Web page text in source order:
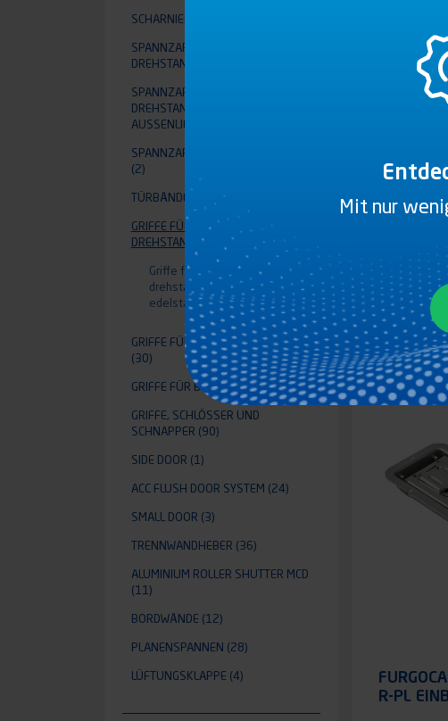
R
R-PL
SCHARNIERE
SPANNZAPFEN FÜR EINBAU-
DREHSTANGENVERSCHLUSS
SPANNZAPFEN FÜR
DREHSTANGENVERSCHLUSS
AUSSENLIEGEND
SPANNZAPFEN FÜR BÜNDIGE TÜR
(2)
TÜRBÄNDER
GRIFFE FÜR EINBAU-
DREHSTANGENVERSCHLUSS
Griffe für einbau-
drehstangenverschluß ø16
edelstahl (10)
GRIFFE FÜR STANGEN AUFLIEGEND
(30)
GRIFFE FÜR BÜNDIGE TÜR(1)
GRIFFE, SCHLÖSSER UND
SCHNAPPER (90)
SIDE DOOR (1)
ACC FLUSH DOOR SYSTEM (24)
SMALL DOOR (3)
TRENNWANDHEBER (36)
ALUMINIUM ROLLER SHUTTER MCD
(11)
BORDWÄNDE (12)
PLANENSPANNEN (28)
LÜFTUNGSKLAPPE (4)
Mit nur